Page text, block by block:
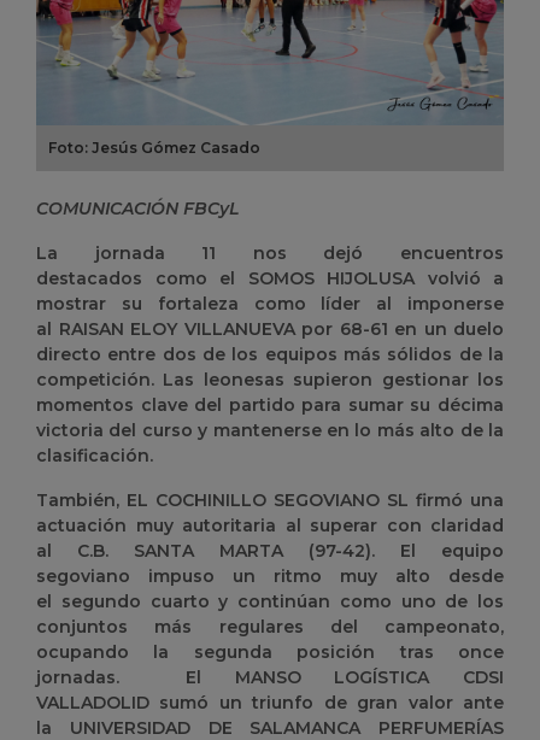
Foto: Jesús Gómez Casado
COMUNICACIÓN FBCyL
La jornada 11 nos dejó encuentros
destacados como el SOMOS HIJOLUSAvolvió a
mostrar su fortaleza como líder al imponerse
al RAISAN ELOY VILLANUEVApor 68-61 en un duelo
directo entre dos de los equipos más sólidos de la
competición. Las leonesas supieron gestionar los
momentos clave del partido para sumar su décima
victoria del curso y mantenerse en lo más alto de la
clasificación.
También, EL COCHINILLO SEGOVIANO SL firmó una
actuación muy autoritaria al superar con claridad
al C.B. SANTA MARTA(97-42). El equipo
segoviano impuso un ritmo muy alto desde
el segundo cuarto y continúan como uno de los
conjuntos más regulares del campeonato,
ocupando la segunda posición tras once
jornadas.
El MANSO LOGÍSTICA CDSI
VALLADOLID sumó un triunfo de gran valor ante
la UNIVERSIDAD DE SALAMANCA PERFUMERÍAS